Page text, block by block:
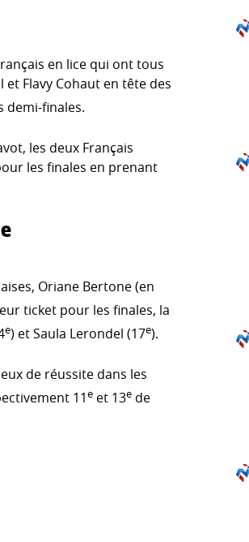
en lice qui ont tous
Flavy Cohaut en tête des
demi-finales.
les deux Français
les finales en prenant
Oriane Bertone (en
ticket pour les finales, la
e) et Saula Lerondel (17e).
de réussite dans les
11e et 13e de